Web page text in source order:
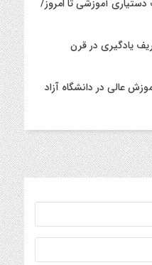
داوطلب دستیاری آموزشی تا امروز/
یادگیری در قرن
عالی در دانشگاه آزاد